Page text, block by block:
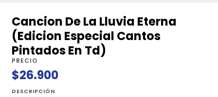
Cancion De La Lluvia Eterna
(Edicion Especial Cantos
Pintados En Td)
PRECIO
$26.900
DESCRIPCIÓN